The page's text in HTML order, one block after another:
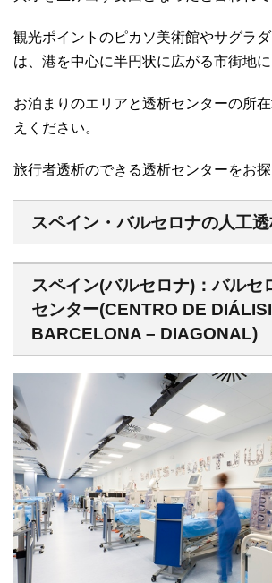
観光ポイントのピカソ美術館やサグラ
は、港を中心に半円状に広がる市街地に
お泊まりのエリアと透析センターの所
えください。
旅行者透析のできる透析センターをお探
スペイン・バルセロナの人工透
スペイン(バルセロナ)：バルセ
センター(CENTRO DE
BARCELONA – DIAGONAL)